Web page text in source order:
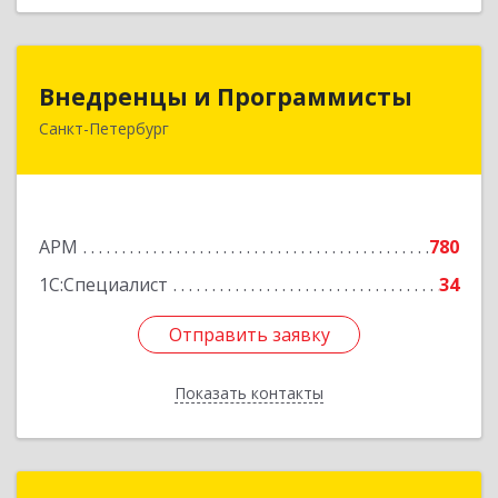
Внедренцы и Программисты
Санкт-Петербург
АРМ
780
1С:Специалист
34
Отправить заявку
Показать контакты
194044, Санкт-Петербург г, Финляндский пр-кт,
Отправить заявку
Назад